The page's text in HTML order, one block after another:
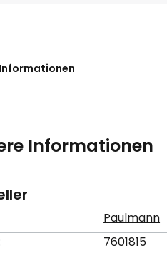
Informationen
Paulmann
7601815